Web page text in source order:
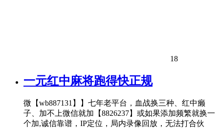
18
一元红中麻将跑得快正规
微【wb887131】】七年老平台，血战换三种、红中癞
子、加不上微信就加【8826237】或如果添加频繁就换一
个加,诚信靠谱，IP定位，局内录像回放，无法打合伙